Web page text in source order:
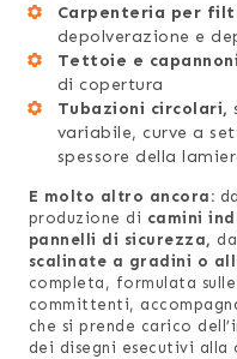
Carpenteria per
depolverazione e
Tettoie e
di copertura
Tubazioni circolari,
variabile, curve a
spessore della
E molto altro ancora:
produzione di camini
pannelli di sicurezza,
scalinate a gradini o
completa, formulata sulle
committenti,
che si prende carico
dei disegni esecutivi alla